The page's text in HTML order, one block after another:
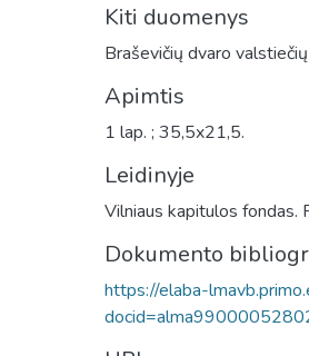
Kiti duomenys
Braševičių dvaro
Apimtis
1 lap. ; 35,5x21,5.
Leidinyje
Vilniaus kapitulos fondas.
Dokumento
https://elaba-